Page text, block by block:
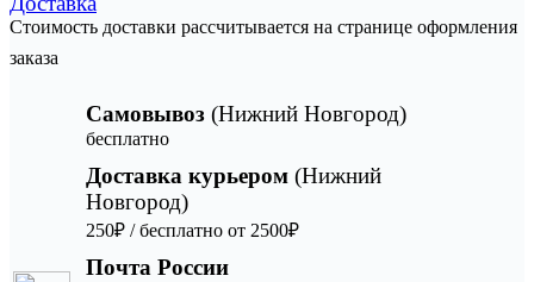
Стоимость доставки рассчитывается на странице оформления
заказа
Самовывоз (Нижний Новгород)
бесплатно
Доставка курьером (Нижний
Новгород)
250₽ / бесплатно от 2500₽
Почта России